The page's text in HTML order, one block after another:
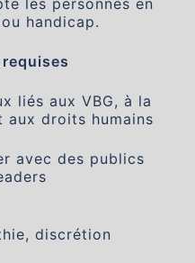
handicap.
liés aux VBG, à la
aux droits humains
avec des publics
discrétion